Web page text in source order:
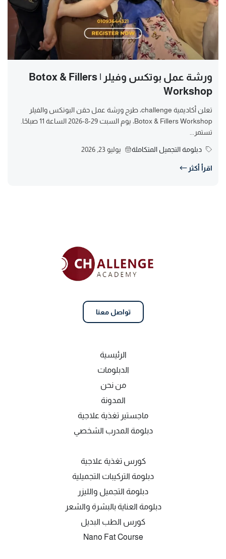
ورشة عمل بوتكس وفيلر | Botox & Fillers
Workshop
تعلن أكاديمية challenge، طرح ورشة عمل حقن البوتكس والفيلر
Botox & Fillers Workshop، يوم السبت 29-8-2026 الساعة 11 صباحًا.
تستمر...
دبلومة التجميل المتكاملة يوليو 23, 2026
اقرأ أكثر
تواصل معنا
الرئيسية
الدبلومات
من نحن
المدونة
ماجستير تغذية علاجية
دبلومة المدرب الشخصي
كورس تغذية علاجية
دبلومة التركيبات التجميلية
دبلومة التجميل والليزر
دبلومة العناية بالبشرة والشعر
كورس الطب البديل
Nano Fat Course